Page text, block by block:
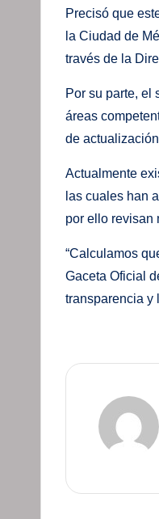
Precisó que
la Ciudad de
través de la
Por su parte, el
áreas
de
Actualmente
las cuales han
por ello revisan
“Calculamos
Gaceta Oficial
transparencia y